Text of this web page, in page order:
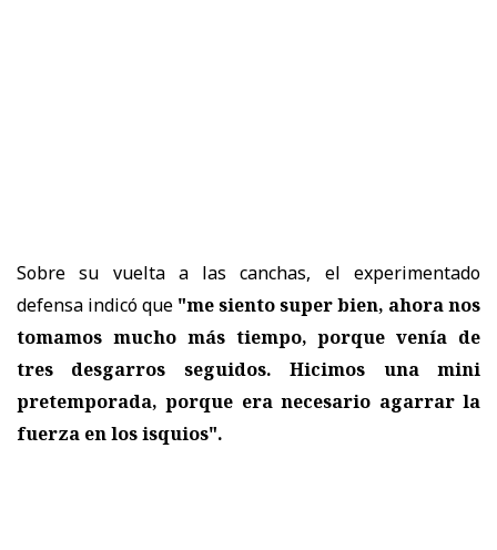
Sobre su vuelta a las canchas, el experimentado
defensa indicó que "me siento super bien, ahora nos
tomamos mucho más tiempo, porque venía de
tres desgarros seguidos. Hicimos una mini
pretemporada, porque era necesario agarrar la
fuerza en los isquios".